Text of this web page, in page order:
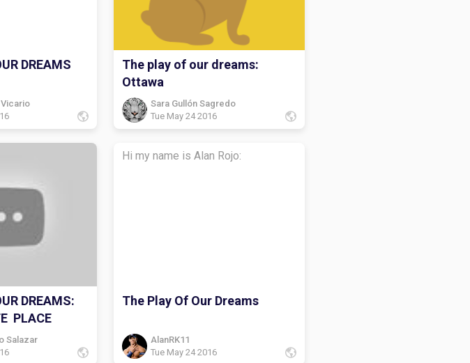
DREAMS
The play of our dreams:
Ottawa
Sara Gullón Sagredo
Tue May 24 2016
DREAMS:
PLACE
Salazar
Hi my name is Alan Rojo:
The Play Of Our Dreams
AlanRK11
Tue May 24 2016